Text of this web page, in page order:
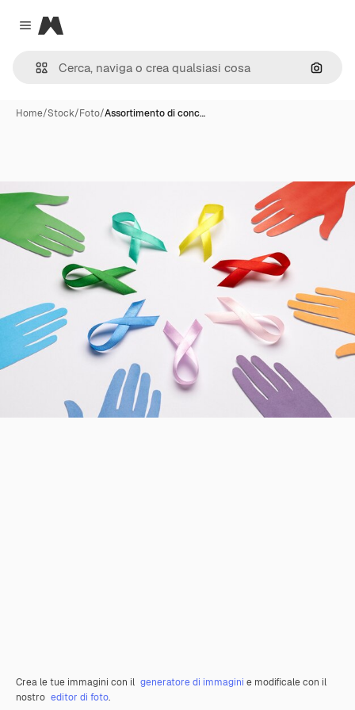
Close menu
Magnific
Cerca
Home/Stock/Foto/Assortimento di conc…
Crea le tue immagini con il generatore di immagini e modificale con il
nostro editor di foto.